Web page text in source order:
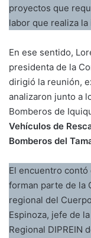
proyectos que
labor que realiza
En ese sentido,
presidenta de la
dirigió la reunión,
analizaron junto a
Bomberos de
Vehículos de
Bomberos del
El encuentro
forman parte de la
regional del
Espinoza, jefe de
Regional DIPREIN